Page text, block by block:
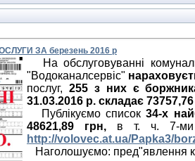
ЗА березень 2016 р
На обслуговуванні
"Водоканалсервіс"
послуг, 255 з них є
31.03.2016 р. складає
Публікуємо список34-х
48621,89 грн, в т. ч. 7-ми
http://volovec.at.ua/Papka3/
Наголошуємо: пред"явлення